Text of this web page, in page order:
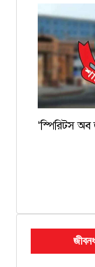
‘স্পিরিটস অব